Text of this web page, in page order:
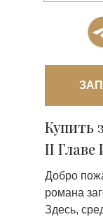
Добро
романа
Здесь,
Купить
II Главе